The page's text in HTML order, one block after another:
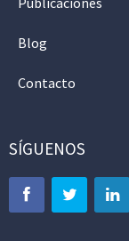
Blog
Contacto
SÍGUENOS